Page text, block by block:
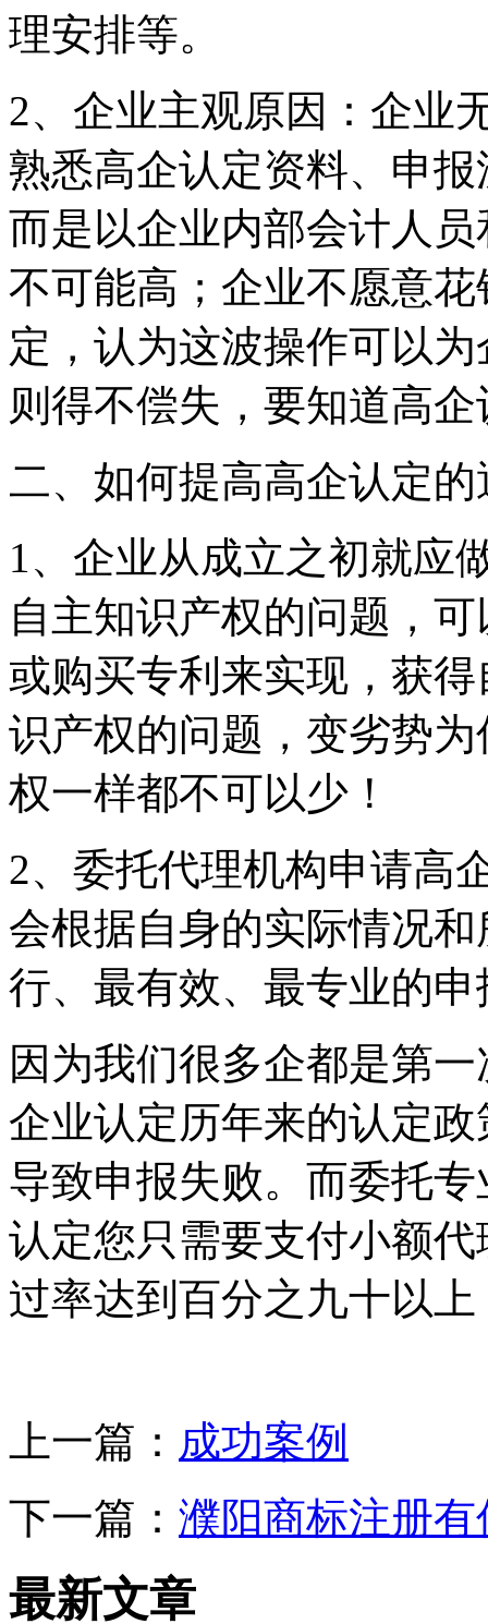
理安排等。
2、企业主观原因：企业
熟悉高企认定资料、申
而是以企业内部会计人
不可能高；企业不愿意
定，认为这波操作可以
则得不偿失，要知道高
二、如何提高高企认定的
1、企业从成立之初就应
自主知识产权的问题，
或购买专利来实现，获
识产权的问题，变劣势
权一样都不可以少！
2、委托代理机构申请高
会根据自身的实际情况
行、最有效、最专业的
因为我们很多企都是第
企业认定历年来的认定
导致申报失败。而委托
认定您只需要支付小额
过率达到百分之九十以
上一篇： 成功案例
下一篇： 濮阳商标注册
最新文章